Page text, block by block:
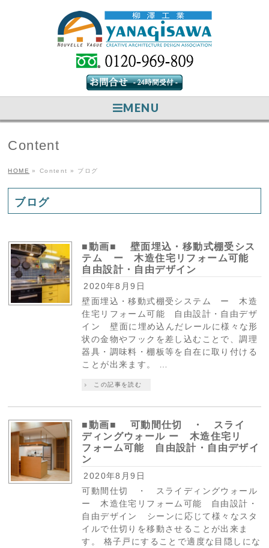
MENU
Content
HOME » Content » ブログ
ブログ
■動画■ 壁面埋込・移動式棚受シス
テム ー 木造住宅リフォーム可能
自由設計・自由デザイン
2020年8月9日
壁面埋込・移動式棚受システム ー 木造
住宅リフォーム可能 自由設計・自由デザ
イン 壁面に埋め込んだレールに様々な形
状の金物やフックを差し込むことで、調理
器具・調味料・棚板等を自在に取り付ける
ことが出来ます。 …
この記事を読む
■動画■ 可動間仕切 ・ スライ
ディングウォール ー 木造住宅リ
フォーム可能 自由設計・自由デザイ
ン
2020年8月9日
可動間仕切 ・ スライディングウォール
ー 木造住宅リフォーム可能 自由設計・
自由デザイン シーンに応じて様々なスタ
イルで仕切りを移動させることが出来ま
す。 格子戸にすることで適度な目隠しにな